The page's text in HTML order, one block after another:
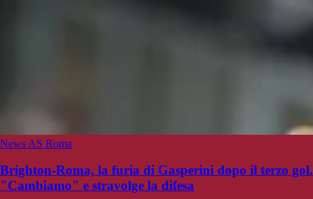
News AS Roma
Brighton-Roma, la furia di Gasperini dopo il terzo gol.
"Cambiamo" e stravolge la difesa